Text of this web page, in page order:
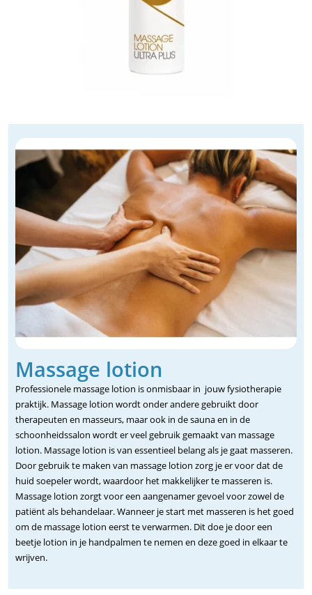
Massage lotion
Professionele massage lotion is onmisbaar in jouw fysiotherapie
praktijk. Massage lotion wordt onder andere gebruikt door
therapeuten en masseurs, maar ook in de sauna en in de
schoonheidssalon wordt er veel gebruik gemaakt van massage
lotion. Massage lotion is van essentieel belang als je gaat masseren.
Door gebruik te maken van massage lotion zorg je er voor dat de
huid soepeler wordt, waardoor het makkelijker te masseren is.
Massage lotion zorgt voor een aangenamer gevoel voor zowel de
patiënt als behandelaar. Wanneer je start met masseren is het goed
om de massage lotion eerst te verwarmen. Dit doe je door een
beetje lotion in je handpalmen te nemen en deze goed in elkaar te
wrijven.